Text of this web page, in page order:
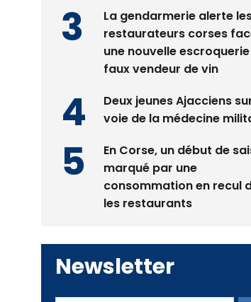
une nouvelle escroquerie
faux vendeur de vin
Deux jeunes Ajacciens sur
En Corse, un début de
consommation en recul
les restaurants